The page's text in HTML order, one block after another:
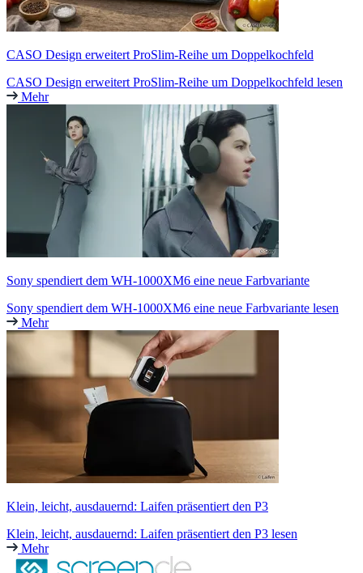
CASO Design erweitert ProSlim-Reihe um Doppelkochfeld
CASO Design erweitert ProSlim-Reihe um Doppelkochfeld lesen
Mehr
Sony spendiert dem WH-1000XM6 eine neue Farbvariante
Sony spendiert dem WH-1000XM6 eine neue Farbvariante lesen
Mehr
Klein, leicht, ausdauernd: Laifen präsentiert den P3
Klein, leicht, ausdauernd: Laifen präsentiert den P3 lesen
Mehr